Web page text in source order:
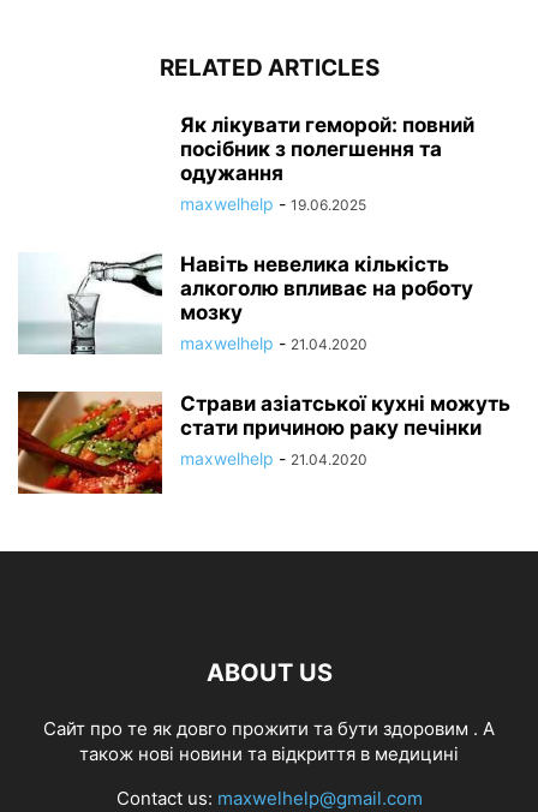
RELATED ARTICLES
Як лікувати геморой: повний
посібник з полегшення та
одужання
maxwelhelp - 19.06.2025
Навіть невелика кількість
алкоголю впливає на роботу
мозку
maxwelhelp - 21.04.2020
Страви азіатської кухні можуть
стати причиною раку печінки
maxwelhelp - 21.04.2020
ABOUT US
Cайт про те як довго прожити та бути здоровим . А
також нові новини та відкриття в медицині
Contact us: maxwelhelp@gmail.com